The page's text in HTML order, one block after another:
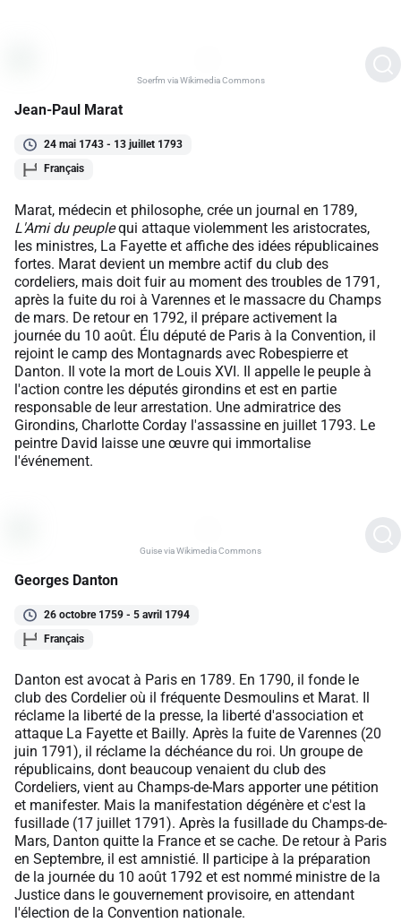
Soerfm via Wikimedia Commons
Jean-Paul Marat
24 mai 1743 - 13 juillet 1793
Français
Marat, médecin et philosophe, crée un journal en 1789,
L'Ami du peuplequi attaque violemment les aristocrates,
les ministres, La Fayette et affiche des idées républicaines
fortes. Marat devient un membre actif du club des
cordeliers, mais doit fuir au moment des troubles de 1791,
après la fuite du roi à Varennes et le massacre du Champs
de mars. De retour en 1792, il prépare activement la
journée du 10 août. Élu député de Paris à la Convention, il
rejoint le camp des Montagnards avec Robespierre et
Danton. Il vote la mort de Louis XVI. Il appelle le peuple à
l'action contre les députés girondins et est en partie
responsable de leur arrestation. Une admiratrice des
Girondins, Charlotte Corday l'assassine en juillet 1793. Le
peintre David laisse une œuvre qui immortalise
l'événement.
Guise via Wikimedia Commons
Georges Danton
26 octobre 1759 - 5 avril 1794
Français
Danton est avocat à Paris en 1789. En 1790, il fonde le
club des Cordelier où il fréquente Desmoulins et Marat. Il
réclame la liberté de la presse, la liberté d'association et
attaque La Fayette et Bailly. Après la fuite de Varennes (20
juin 1791), il réclame la déchéance du roi. Un groupe de
républicains, dont beaucoup venaient du club des
Cordeliers, vient au Champs-de-Mars apporter une pétition
et manifester. Mais la manifestation dégénère et c'est la
fusillade (17 juillet 1791). Après la fusillade du Champs-de-
Mars, Danton quitte la France et se cache. De retour à Paris
en Septembre, il est amnistié. Il participe à la préparation
de la journée du 10 août 1792 et est nommé ministre de la
Justice dans le gouvernement provisoire, en attendant
l'élection de la Convention nationale.